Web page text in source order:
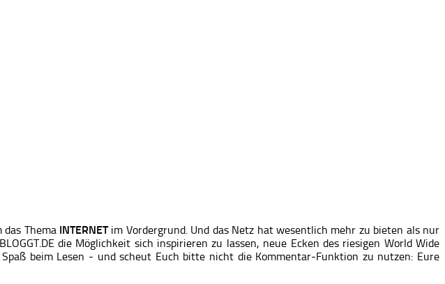
das Thema INTERNETim Vordergrund. Und das Netz hat wesentlich mehr zu bieten als nur
die Möglichkeit sich inspirieren zu lassen, neue Ecken des riesigen World Wide
beim Lesen - und scheut Euch bitte nicht die Kommentar-Funktion zu nutzen: Eure